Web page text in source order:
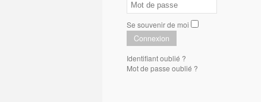
Se souvenir de moi
Connexion
Identifiant oublié ?
Mot de passe oublié ?